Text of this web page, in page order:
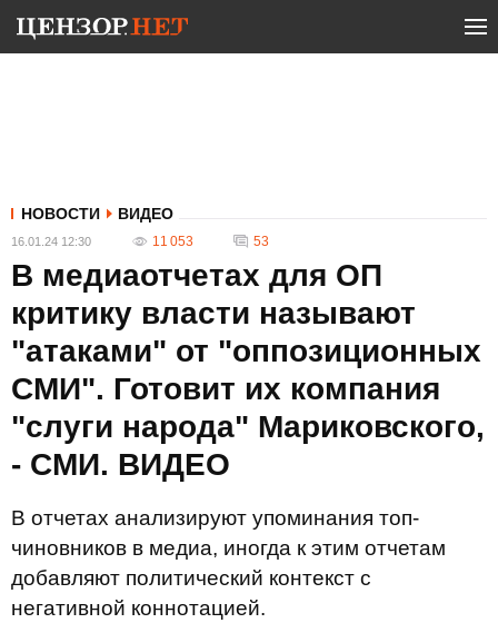
НОВОСТИ ВИДЕО
16.01.24 12:30 11 053 53
В медиаотчетах для ОП
критику власти называют
"атаками" от "оппозиционных
СМИ". Готовит их компания
"слуги народа" Мариковского,
- СМИ. ВИДЕО
В отчетах анализируют упоминания топ-
чиновников в медиа, иногда к этим отчетам
добавляют политический контекст с
негативной коннотацией.